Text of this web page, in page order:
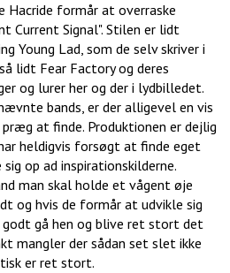
Hacride formår at overraske
Current Signal". Stilen er lidt
Young Lad, som de selv skriver i
lidt Fear Factory og deres
og lurer her og der i lydbilledet.
bands, er der alligevel en vis
at finde. Produktionen er dejlig
heldigvis forsøgt at finde eget
op ad inspirationskilderne.
man skal holde et vågent øje
og hvis de formår at udvikle sig
gå hen og blive ret stort det
mangler der sådan set slet ikke
er ret stort.